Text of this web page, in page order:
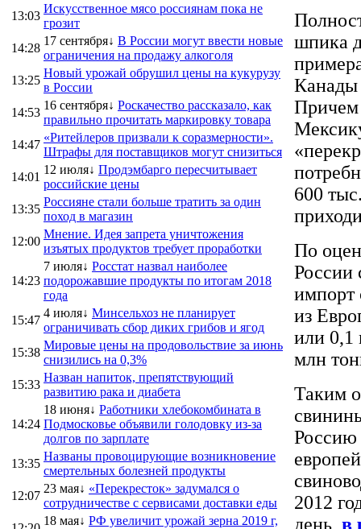
13:03
Искусственное мясо россиянам пока не
грозит
14:28
17 сентября↓ В России могут ввести новые
ограничения на продажу алкоголя
13:25
Новый урожай обрушил цены на кукурузу
в России
14:53
16 сентября↓ Роскачество рассказало, как
правильно прочитать маркировку товара
14:47
«Ритейлеров призвали к соразмерности».
Штрафы для поставщиков могут снизиться
14:01
12 июля↓ Продэмбарго пересчитывает
российские цены
13:35
Россияне стали больше тратить за один
поход в магазин
12:00
Мнение. Идея запрета уничтожения
изъятых продуктов требует проработки
14:23
7 июля↓ Росстат назвал наиболее
подорожавшие продукты по итогам 2018
года
15:47
4 июля↓ Минсельхоз не планирует
ограничивать сбор диких грибов и ягод
15:38
Мировые цены на продовольствие за июнь
снизились на 0,3%
15:33
Назван напиток, препятствующий
развитию рака и диабета
14:24
18 июня↓ Работники хлебокомбината в
Подмосковье объявили голодовку из-за
долгов по зарплате
13:35
Названы провоцирующие возникновение
смертельных болезней продукты
12:07
23 мая↓ «Перекресток» задумался о
сотрудничестве с сервисами доставки еды
18 мая↓ РФ увеличит урожай зерна 2019 г,
шпика
Канады
Причем
600
По
России
импорт
из
или 0,1
млн
Таким
Россию
2012
день, в